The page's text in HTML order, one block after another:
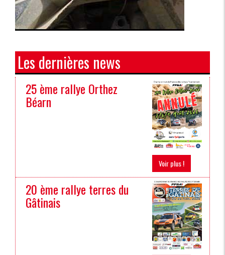
Les dernières news
25 ème rallye Orthez
Béarn
Voir plus !
20 ème rallye terres du
Gâtinais